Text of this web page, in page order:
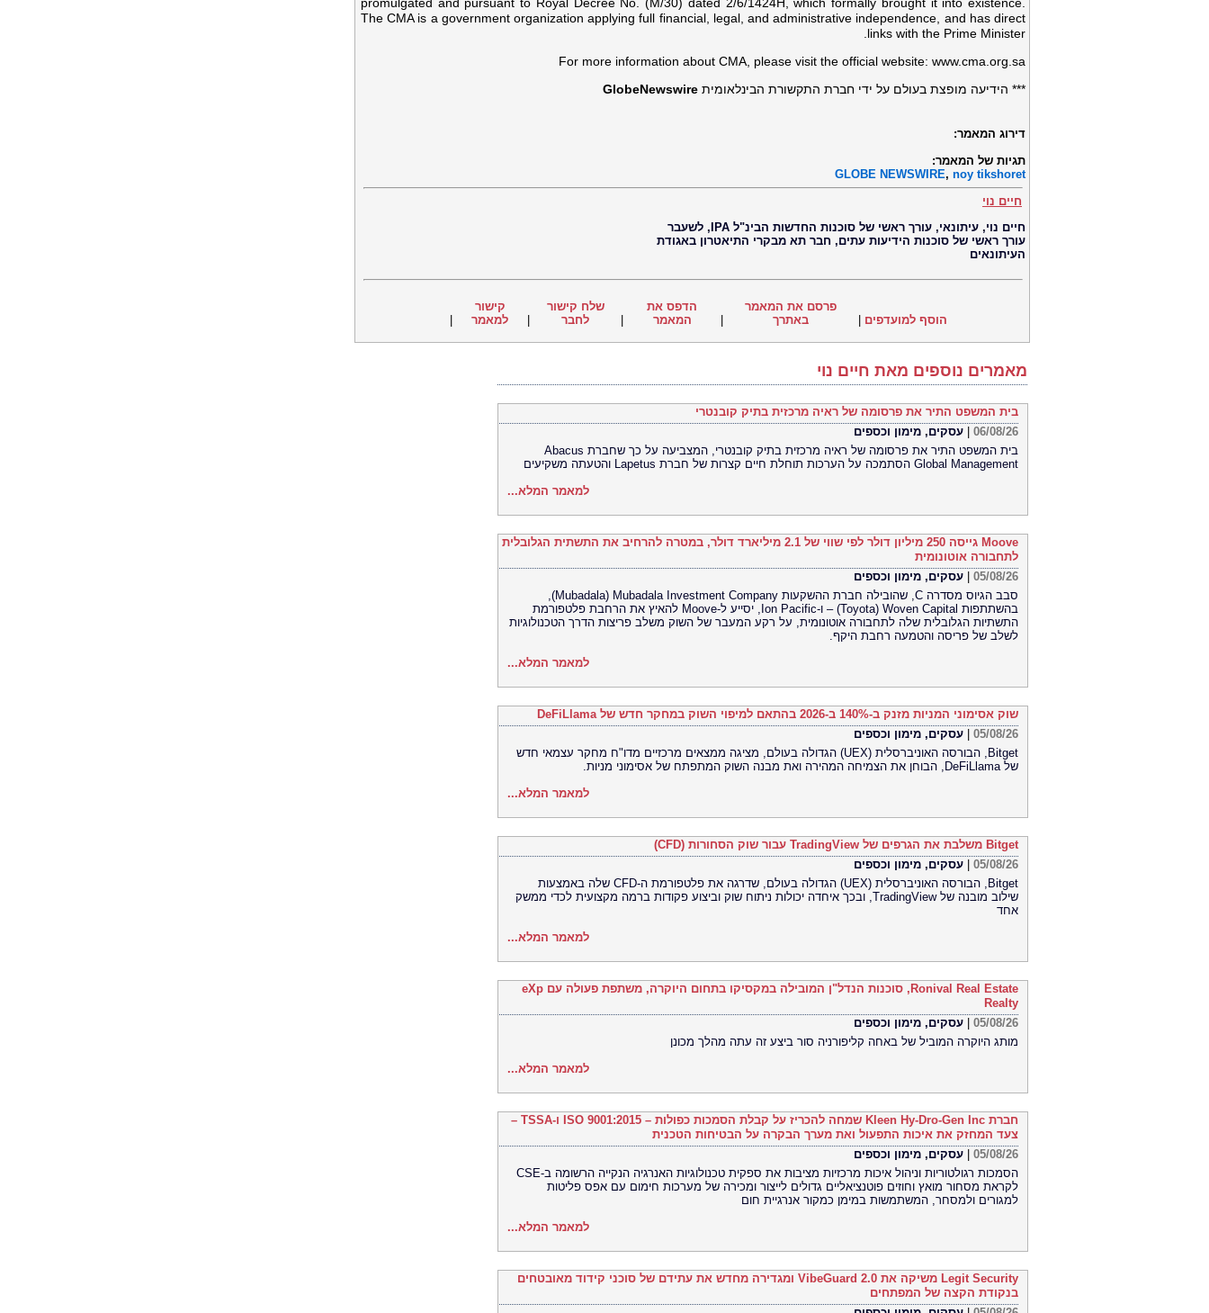
The CMA is a government organization applying full financial, legal, and administrative independence, and has direct
links with the Prime Minister.
For more information about CMA, please visit the official website: www.cma.org.sa
*** הידיעה מופצת בעולם על ידי חברת התקשורת הבינלאומית GlobeNewswire
דירוג המאמר:
תגיות של המאמר:
GLOBE NEWSWIRE, noy tikshoret
חיים נוי
חיים נוי, עיתונאי, עורך ראשי של סוכנות החדשות הבינ"ל IPA, לשעבר
עורך ראשי של סוכנות הידיעות עתים, חבר תא מבקרי התיאטרון באגודת
העיתונאים
הוסף למועדפים
פרסם את המאמר
באתרך
הדפס את
המאמר
שלח קישור
לחבר
קישור
למאמר
מאמרים נוספים מאת חיים נוי
בית המשפט התיר את פרסומה של ראיה מרכזית בתיק קובנטרי
06/08/26
עסקים, מימון וכספים
בית המשפט התיר את פרסומה של ראיה מרכזית בתיק קובנטרי, המצביעה על כך שחברת Abacus
Global Management הסתמכה על הערכות תוחלת חיים קצרות של חברת Lapetus והטעתה משקיעים
למאמר המלא...
Moove גייסה 250 מיליון דולר לפי שווי של 2.1 מיליארד דולר, במטרה להרחיב את התשתית הגלובלית
לתחבורה אוטונומית
05/08/26
עסקים, מימון וכספים
סבב הגיוס מסדרה C, שהובילה חברת ההשקעות Mubadala Investment Company ‏(Mubadala),
בהשתתפות Woven Capital‏ (Toyota) – ו-Ion Pacific, יסייע ל-Moove להאיץ את הרחבת פלטפורמת
התשתיות הגלובלית שלה לתחבורה אוטונומית, על רקע המעבר של השוק משלב פריצות הדרך הטכנולוגיות
לשלב של פריסה והטמעה רחבת היקף.
למאמר המלא...
שוק אסימוני המניות מזנק ב-140% ב-2026 בהתאם למיפוי השוק במחקר חדש של DeFiLlama
05/08/26
עסקים, מימון וכספים
Bitget, הבורסה האוניברסלית (UEX) הגדולה בעולם, מציגה ממצאים מרכזיים מדו"ח מחקר עצמאי חדש
של DeFiLlama, הבוחן את הצמיחה המהירה ואת מבנה השוק המתפתח של אסימוני מניות.
למאמר המלא...
Bitget משלבת את הגרפים של TradingView עבור שוק הסחורות (CFD)
05/08/26
עסקים, מימון וכספים
Bitget, הבורסה האוניברסלית (UEX) הגדולה בעולם, שדרגה את פלטפורמת ה-CFD שלה באמצעות
שילוב מובנה של TradingView, ובכך איחדה יכולות ניתוח שוק וביצוע פקודות ברמה מקצועית לכדי ממשק
אחד
למאמר המלא...
Ronival Real Estate, סוכנות הנדל"ן המובילה במקסיקו בתחום היוקרה, משתפת פעולה עם eXp
Realty
05/08/26
עסקים, מימון וכספים
מותג היוקרה המוביל של באחה קליפורניה סור ביצע זה עתה מהלך מכונן
למאמר המלא...
חברת Kleen Hy-Dro-Gen Inc שמחה להכריז על קבלת הסמכות כפולות – ISO 9001:2015 ו-TSSA –
צעד המחזק את איכות התפעול ואת מערך הבקרה על הבטיחות הטכנית
05/08/26
עסקים, מימון וכספים
הסמכות רגולטוריות וניהול איכות מרכזיות מציבות את ספקית טכנולוגיות האנרגיה הנקייה הרשומה ב-CSE
לקראת מסחור מואץ וחוזים פוטנציאליים גדולים לייצור ומכירה של מערכות חימום עם אפס פליטות
למגורים ולמסחר, המשתמשות במימן כמקור אנרגיית חום
למאמר המלא...
Legit Security משיקה את VibeGuard 2.0 ומגדירה מחדש את עתידם של סוכני קידוד מאובטחים
בנקודת הקצה של המפתחים